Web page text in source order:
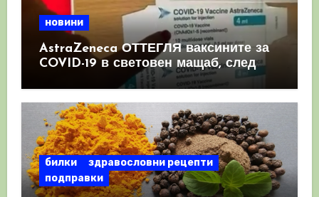
новини
AstraZeneca ОТТЕГЛЯ ваксините за
COVID-19 в световен мащаб, след
като призна, че те причиняват
билки
здравословни рецепти
подправки